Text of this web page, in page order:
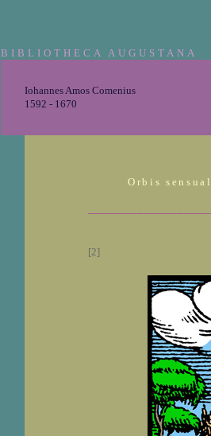
BIBLIOTHECA AUGUSTANA
Iohannes Amos Comenius
1592 - 1670
Orbis
[2]